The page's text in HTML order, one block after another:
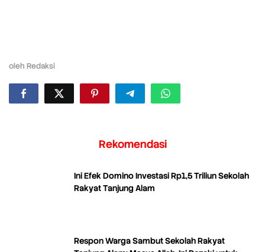
oleh Redaksi
Rekomendasi
Ini Efek Domino Investasi Rp1,5 Triliun Sekolah
Rakyat Tanjung Alam
Respon Warga Sambut Sekolah Rakyat